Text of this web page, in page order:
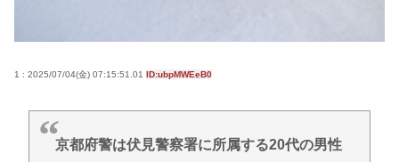
【悲報】高市さん、非核三原則「今後も堅持してい
中国SNS なぜフランス人はこれほど日本が好きな
1 : 2025/07/04(金) 07:15:51.01 ID:ubpMWEeB0
京都府警は伏見警察署に所属する20代の男性